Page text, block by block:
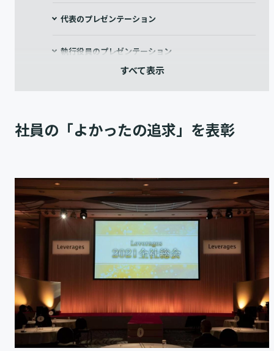
代表のプレゼンテーション
執行役員のプレゼンテーション
社員の「よかったの追求」を表彰